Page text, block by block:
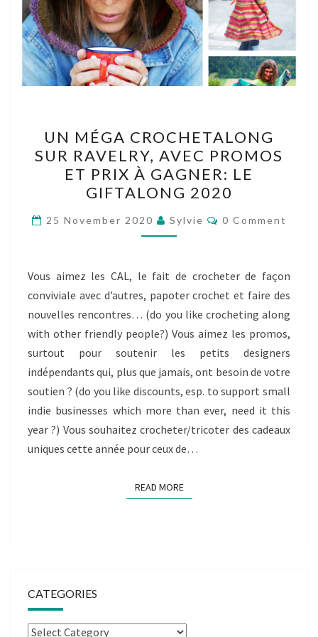
MÉGA
CROCHETALONG
SUR
RAVELRY,
AVEC
PROMOS
PRIX
À
GAGNER:
LE
GIFTALONG
2020
UN MÉGA CROCHETALONG
SUR RAVELRY, AVEC PROMOS
ET PRIX À GAGNER: LE
GIFTALONG 2020
25 November 2020 Sylvie Comments
0 Comment
Vous aimez les CAL, le fait de crocheter de façon
conviviale avec d’autres, papoter crochet et faire des
nouvelles rencontres… (do you like crocheting along
with other friendly people?) Vous aimez les promos,
surtout pour soutenir les petits designers
indépendants qui, plus que jamais, ont besoin de votre
soutien ? (do you like discounts, esp. to support small
indie businesses which more than ever, need it this
year ?) Vous souhaitez crocheter/tricoter des cadeaux
uniques cette année pour ceux de…
READ MOREREAD MORE
CATEGORIES
Categories